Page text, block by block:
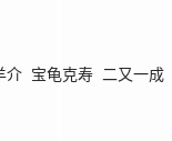
介 宝龟克寿 二又一成